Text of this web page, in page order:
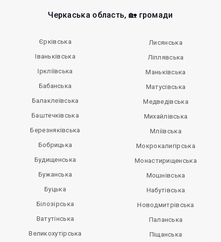
Черкаська область, 🏡 громади
Єрківська
Іваньківська
Іркліївська
Бабанська
Балаклеївська
Баштечківська
Березняківська
Бобрицька
Будищенська
Бужанська
Буцька
Білозірська
Ватутінська
Великохутірська
Лисянська
Ліплявська
Маньківська
Матусівська
Медведівська
Михайлівська
Мліївська
Мокрокалигірська
Монастирищенська
Мошнівська
Набутівська
Новодмитрівська
Паланська
Піщанська